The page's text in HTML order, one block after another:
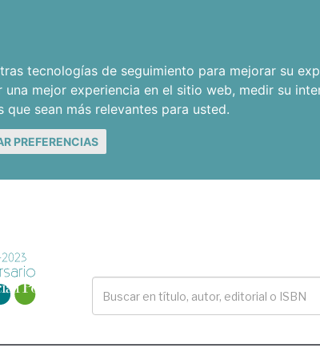
tecnologías de seguimiento para mejorar su
una mejor experiencia en el sitio web, medir su
que sean más relevantes para usted.
PREFERENCIAS